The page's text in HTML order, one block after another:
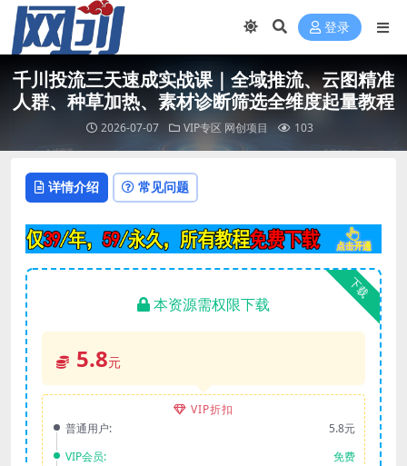
登录
千川投流三天速成实战课｜全域推流、云图精准
人群、种草加热、素材诊断筛选全维度起量教程
2026-07-07 VIP专区 网创项目 103
详情介绍 常见问题
下载
本资源需权限下载
5.8元
VIP折扣
普通用户:
5.8元
VIP会员:
免费